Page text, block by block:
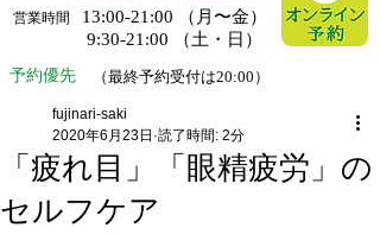
営業時間
13:00-21:00 （月〜金）
9:30-21:00 （土・日）
予約優先 （最終予約受付は20:00）
「疲れ目」「眼精疲労」の
セルフケア
fujinari-saki
2020年6月23日 読了時間: 2分